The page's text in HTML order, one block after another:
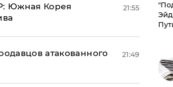
Южная Корея
21:55
атакованного
21:49